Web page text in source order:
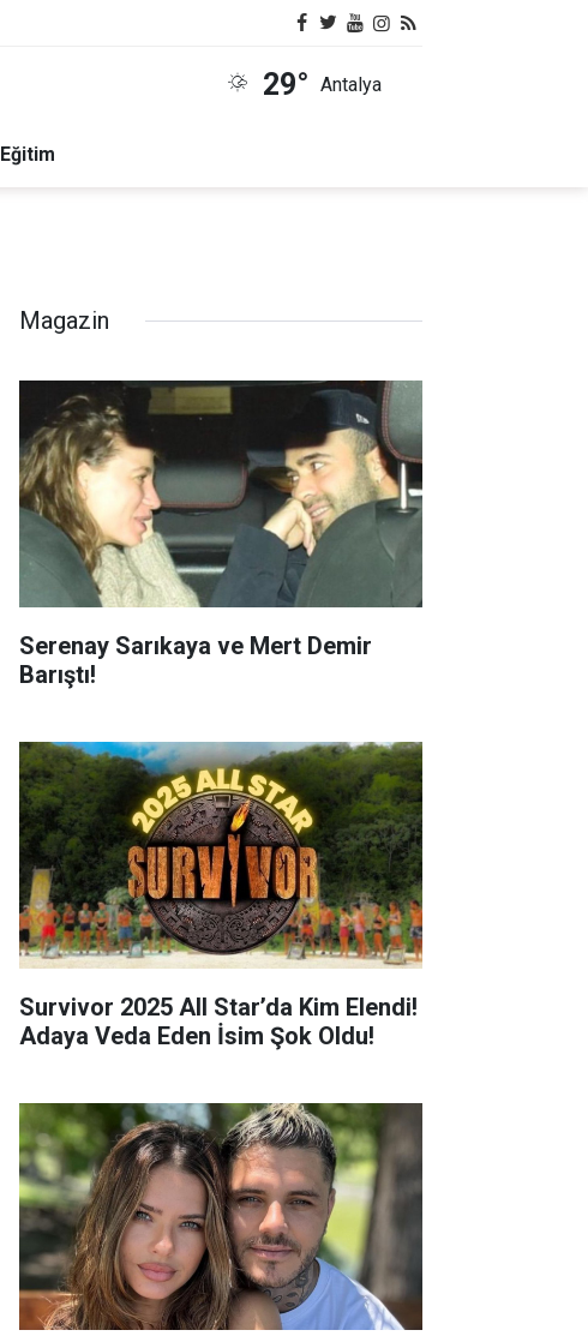
29° Antalya
Eğitim
Magazin
Serenay Sarıkaya ve Mert Demir
Barıştı!
Survivor 2025 All Star’da Kim Elendi!
Adaya Veda Eden İsim Şok Oldu!